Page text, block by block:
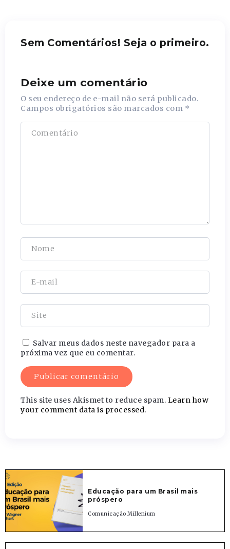
Sem Comentários! Seja o primeiro.
Deixe um comentário
O seu endereço de e-mail não será publicado.
Campos obrigatórios são marcados com *
Salvar meus dados neste navegador para a
próxima vez que eu comentar.
This site uses Akismet to reduce spam. Learn how
your comment data is processed.
Educação para um Brasil mais
próspero
Comunicação Millenium